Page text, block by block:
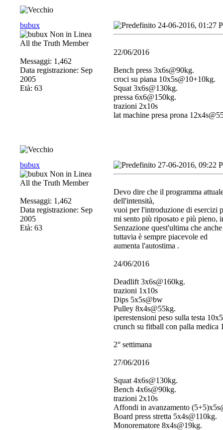
bubux
All the Truth Member
Messaggi: 1,462
Data registrazione: Sep
2005
Età: 63
24-06-2016, 01:27
22/06/2016
Bench press 3x6s@90kg.
croci su piana 10x5s@10+10kg.
Squat 3x6s@130kg.
pressa 6x6@150kg.
trazioni 2x10s
lat machine presa prona
bubux
All the Truth Member
Messaggi: 1,462
Data registrazione: Sep
2005
Età: 63
27-06-2016, 09:22
Devo dire che il programma
dell'intensità,
vuoi per l'introduzione di esercizi
mi sento più riposato e più pieno,
Senzazione quest'ultima che
tuttavia è sempre piacevole ed
aumenta l'autostima .
24/06/2016
Deadlift 3x6s@160kg.
trazioni 1x10s
Dips 5x5s@bw
Pulley 8x4s@55kg.
iperestensioni peso sulla testa
crunch su fitball con palla medica
2° settimana
27/06/2016
Squat 4x6s@130kg.
Bench 4x6s@90kg.
trazioni 2x10s
Affondi in avanzamento
Board press stretta 5x4s@110kg.
Monorematore 8x4s@19kg.